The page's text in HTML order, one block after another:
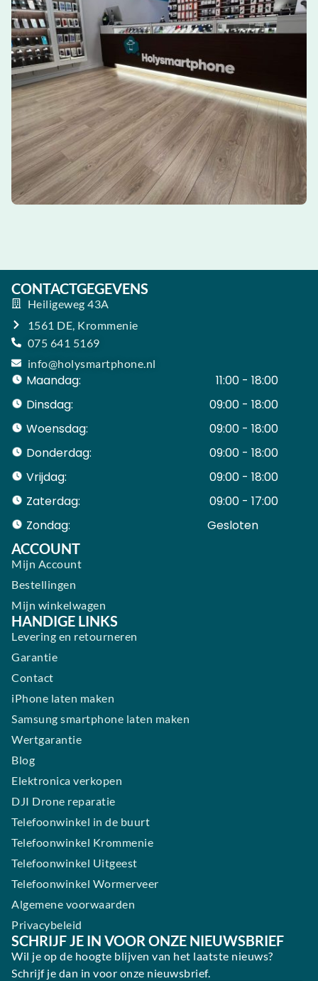
CONTACTGEGEVENS
Heiligeweg 43A
1561 DE, Krommenie
075 641 5169
info@holysmartphone.nl
Maandag:
11:00 - 18:00
Dinsdag:
09:00 - 18:00
Woensdag:
09:00 - 18:00
Donderdag:
09:00 - 18:00
Vrijdag:
09:00 - 18:00
Zaterdag:
09:00 - 17:00
Zondag:
Gesloten ​ ​ ​ ​ ​ ​ ​
ACCOUNT
Mijn Account
Bestellingen
Mijn winkelwagen
HANDIGE LINKS
Levering en retourneren
Garantie
Contact
iPhone laten maken
Samsung smartphone laten maken
Wertgarantie
Blog
Elektronica verkopen
DJI Drone reparatie
Telefoonwinkel in de buurt
Telefoonwinkel Krommenie
Telefoonwinkel Uitgeest
Telefoonwinkel Wormerveer
Algemene voorwaarden
Privacybeleid
SCHRIJF JE IN VOOR ONZE NIEUWSBRIEF
Wil je op de hoogte blijven van het laatste nieuws?
Schrijf je dan in voor onze nieuwsbrief.